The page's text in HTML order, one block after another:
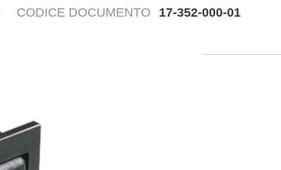
CODICE DOCUMENTO 17-352-000-01